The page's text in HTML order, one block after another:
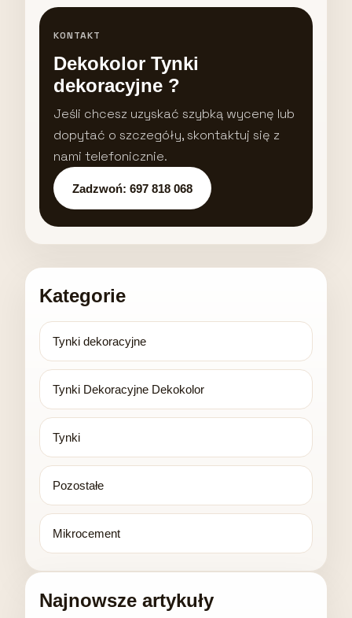
KONTAKT
Dekokolor Tynki
dekoracyjne ?
Jeśli chcesz uzyskać szybką wycenę lub
dopytać o szczegóły, skontaktuj się z
nami telefonicznie.
Zadzwoń: 697 818 068
Kategorie
Tynki dekoracyjne
Tynki Dekoracyjne Dekokolor
Tynki
Pozostałe
Mikrocement
Najnowsze artykuły